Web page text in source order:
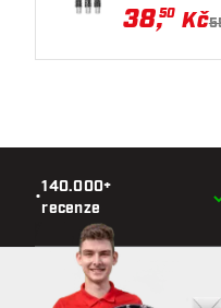
38,50 Kč
•
140.000+
recenze